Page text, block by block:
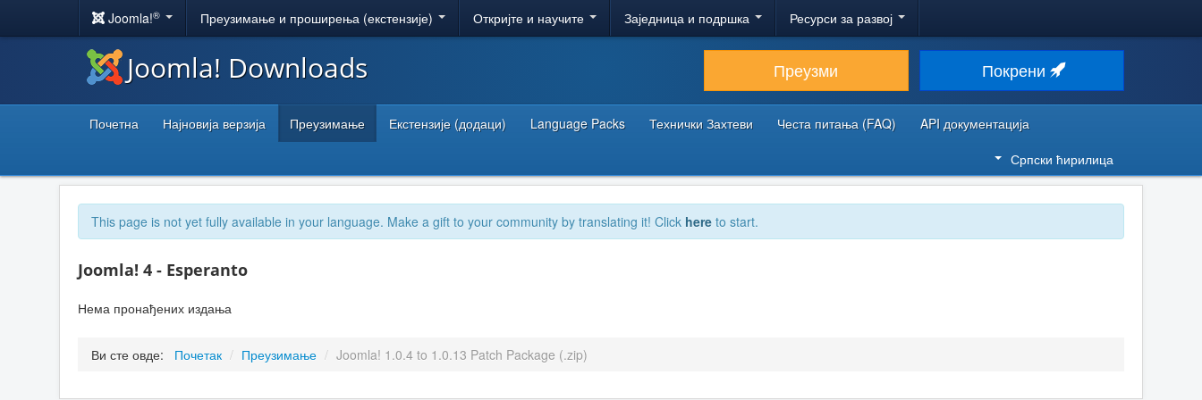
Joomla!® Преузимање и проширења (екстензије) Откријте и научите Заједница и подршка Ресурси за развој
Joomla! Downloads Преузми Покрени
Почетна Најновија верзија Преузимање Екстензије (додаци) Language Packs Технички Захтеви Честа питања (FAQ)
API документација
Српски ћирилица
This page is not yet fully available in your language. Make a gift to your community by translating it! Click here to start.
Joomla! 4 - Esperanto
Нема пронађених издања
Ви сте овде: Почетак / Преузимање / Joomla! 1.0.4 to 1.0.13 Patch Package (.zip)